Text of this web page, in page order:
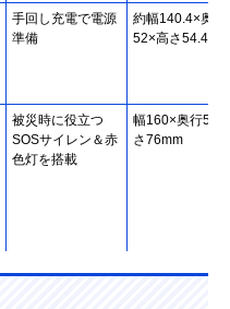
手回し充電で電源
準備
約幅140.4×奥行
52×高さ54.4mm
被災時に役立つ
SOSサイレン＆赤
色灯を搭載
幅160×奥行58×
さ76mm
もしもの時に心強
約幅202×奥行